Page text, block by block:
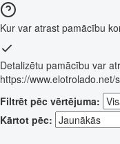
Kur var atrast pamācību
Detalizētu pamācību var
https://
Filtrēt pēc vērtējuma:
Kārtot pēc: